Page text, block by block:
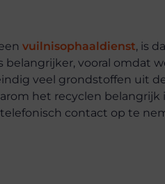
vuilnisophaaldienst, is
vooral omdat
veel grondstoffen uit
het recyclen belangrijk
contact op te